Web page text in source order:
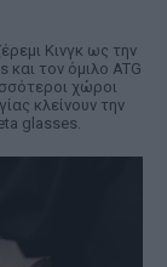
Κινγκ ως την
τον όμιλο ATG
χώροι
κλείνουν την
glasses.